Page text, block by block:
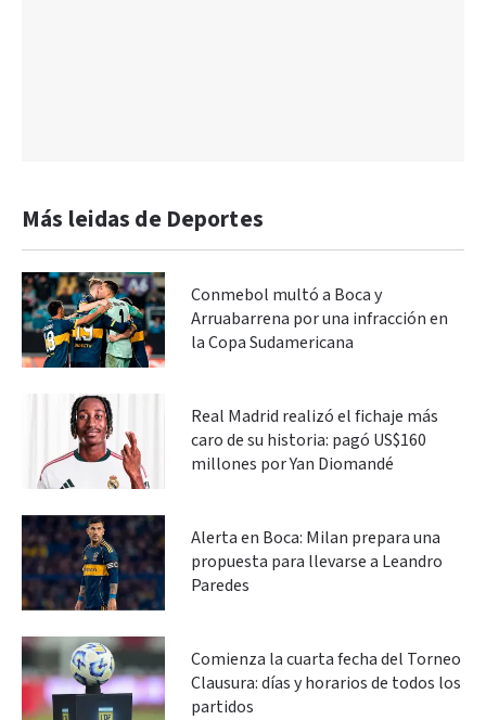
Más leidas de Deportes
Conmebol multó a Boca y
Arruabarrena por una infracción en
la Copa Sudamericana
Real Madrid realizó el fichaje más
caro de su historia: pagó US$160
millones por Yan Diomandé
Alerta en Boca: Milan prepara una
propuesta para llevarse a Leandro
Paredes
Comienza la cuarta fecha del Torneo
Clausura: días y horarios de todos los
partidos